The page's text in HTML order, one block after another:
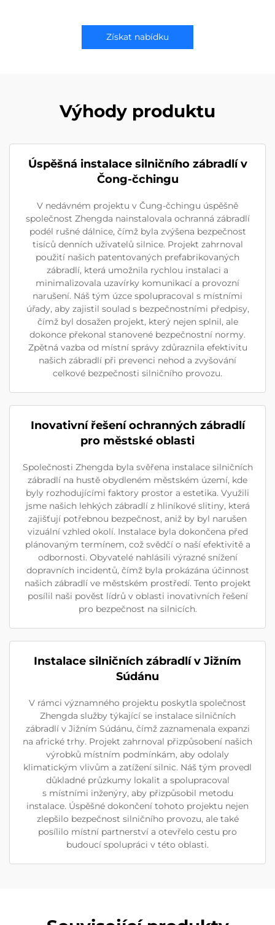
Získat nabídku
Výhody produktu
Úspěšná instalace silničního zábradlí v
Čong-čchingu
V nedávném projektu v Čung-čchingu úspěšně
společnost Zhengda nainstalovala ochranná zábradlí
podél rušné dálnice, čímž byla zvýšena bezpečnost
tisíců denních uživatelů silnice. Projekt zahrnoval
použití našich patentovaných prefabrikovaných
zábradlí, která umožnila rychlou instalaci a
minimalizovala uzavírky komunikací a provozní
narušení. Náš tým úzce spolupracoval s místními
úřady, aby zajistil soulad s bezpečnostními předpisy,
čímž byl dosažen projekt, který nejen splnil, ale
dokonce překonal stanovené bezpečnostní normy.
Zpětná vazba od místní správy zdůraznila efektivitu
našich zábradlí při prevenci nehod a zvyšování
celkové bezpečnosti silničního provozu.
Inovativní řešení ochranných zábradlí
pro městské oblasti
Společnosti Zhengda byla svěřena instalace silničních
zábradlí na hustě obydleném městském území, kde
byly rozhodujícími faktory prostor a estetika. Využili
jsme našich lehkých zábradlí z hliníkové slitiny, která
zajišťují potřebnou bezpečnost, aniž by byl narušen
vizuální vzhled okolí. Instalace byla dokončena před
plánovaným termínem, což svědčí o naší efektivitě a
odbornosti. Obyvatelé nahlásili výrazné snížení
dopravních incidentů, čímž byla prokázána účinnost
našich zábradlí ve městském prostředí. Tento projekt
posílil naši pověst lídrů v oblasti inovativních řešení
pro bezpečnost na silnicích.
Instalace silničních zábradlí v Jižním
Súdánu
V rámci významného projektu poskytla společnost
Zhengda služby týkající se instalace silničních
zábradlí v Jižním Súdánu, čímž zaznamenala expanzi
na africké trhy. Projekt zahrnoval přizpůsobení našich
výrobků místním podmínkám, aby odolaly
klimatickým vlivům a zatížení silnic. Náš tým provedl
důkladné průzkumy lokalit a spolupracoval
s místními inženýry, aby přizpůsobil metodu
instalace. Úspěšné dokončení tohoto projektu nejen
zlepšilo bezpečnost silničního provozu, ale také
posílilo místní partnerství a otevřelo cestu pro
budoucí spolupráci v této oblasti.